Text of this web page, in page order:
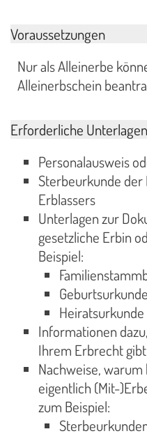
Voraussetzungen
Nur als Alleinerbe
Alleinerbschein
Erforderliche Unterlagen
Personalausweis
Sterbeurkunde der
Erblassers
Unterlagen zur
gesetzliche Erbin
Beispiel:
Geburtsurkunde
Heiratsurkunde
Informationen
Ihrem Erbrecht gibt
Nachweise,
eigentlich (Mit-
zum Beispiel: